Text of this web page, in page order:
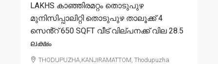
LAKHS കാഞ്ഞിരമറ്റം തൊടുപുഴ
മുനിസിപ്പാലിറ്റി തൊടുപുഴ താലൂക്ക് 4
സെൻ്റ് 650 SQFT വീട് വില്പനക്ക് വില 28.5
ലക്ഷം
THODUPUZHA,KANJIRAMATTOM, Thodupuzha